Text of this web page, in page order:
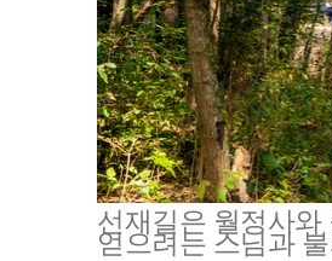
선재길은 월정사
얻으려는 스님과